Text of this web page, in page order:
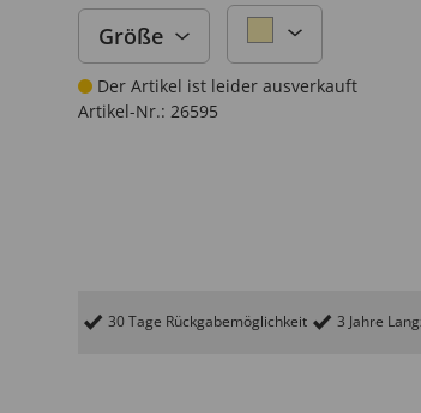
Größe
Der Artikel ist leider ausverkauft
Artikel-Nr.: 26595
30 Tage Rückgabemöglichkeit 3 Jahre